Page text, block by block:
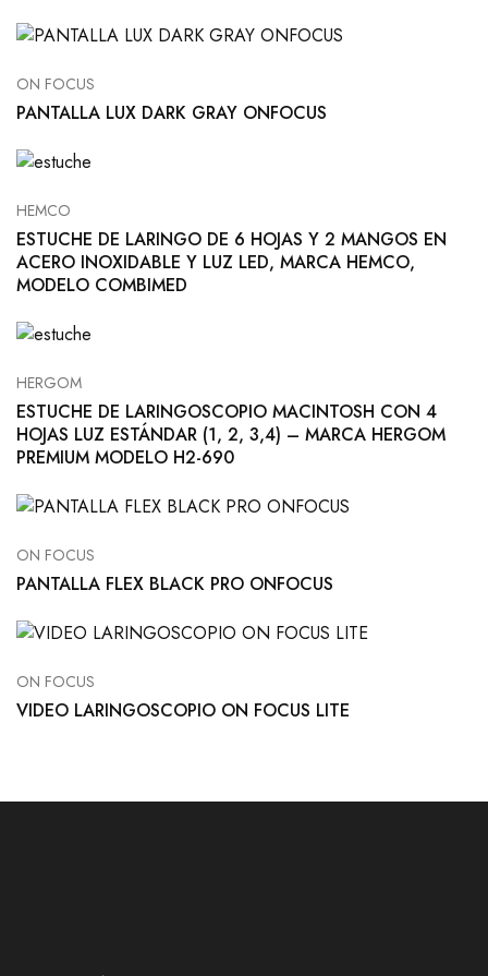
ON FOCUS
PANTALLA LUX DARK GRAY ONFOCUS
HEMCO
ESTUCHE DE LARINGO DE 6 HOJAS Y 2 MANGOS EN
ACERO INOXIDABLE Y LUZ LED, MARCA HEMCO,
MODELO COMBIMED
HERGOM
ESTUCHE DE LARINGOSCOPIO MACINTOSH CON 4
HOJAS LUZ ESTÁNDAR (1, 2, 3,4) – MARCA HERGOM
PREMIUM MODELO H2-690
ON FOCUS
PANTALLA FLEX BLACK PRO ONFOCUS
ON FOCUS
VIDEO LARINGOSCOPIO ON FOCUS LITE